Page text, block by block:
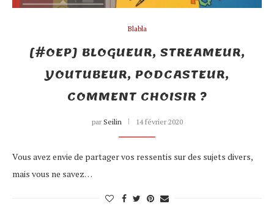
Blabla
[#OEP] BLOGUEUR, STREAMEUR,
YOUTUBEUR, PODCASTEUR,
COMMENT CHOISIR ?
par Seilin 14 février 2020
Vous avez envie de partager vos ressentis sur des sujets divers,
mais vous ne savez…